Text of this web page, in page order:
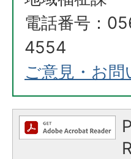
電話番号：
4554
ご意見・お